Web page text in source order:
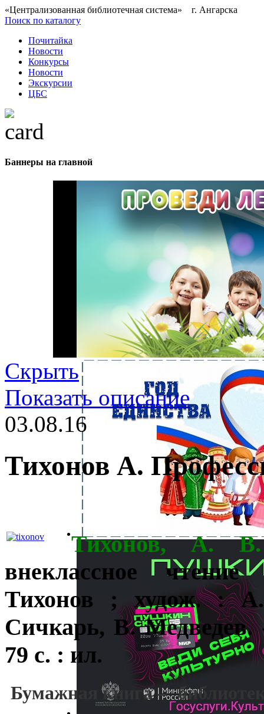
«Централизованная библиотечная система» г. Ангарска
Поиск по каталогу
Почитайка
Новости
Конкурсы
Новости
Экскурсии
ЦБС
Баннеры на главной
Скрыть
Показать описание
03.08.16
Тихонов А.
Тихонов, А. В.
внеклассное
Тихонов ; худож. :
Сичкарь, В.
79 с. : ил.
Бумажная книга –